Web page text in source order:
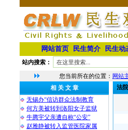
网站首页 民生简介 民生动
站内搜索：
您当前所在的位置： 网站
相 关 文 章
无锡办“信访群众法制教育
何方美被转到洛阳女子监狱
牛腾宇父亲遭自称“公安”
赵雅静被转入监管医院家属
法